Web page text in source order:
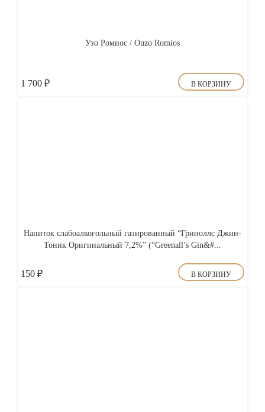
Узо Ромиос / Ouzo Romios
1 700 ₽ В КОРЗИНУ
Напиток слабоалкогольный газированный “Гриноллс Джин-
Тоник Оригинальный 7,2%” (“Greenall’s Gin&#...
150 ₽ В КОРЗИНУ